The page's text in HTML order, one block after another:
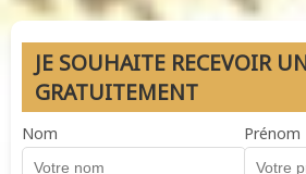
JE SOUHAITE RECEVOIR
GRATUITEMENT
Nom Prénom